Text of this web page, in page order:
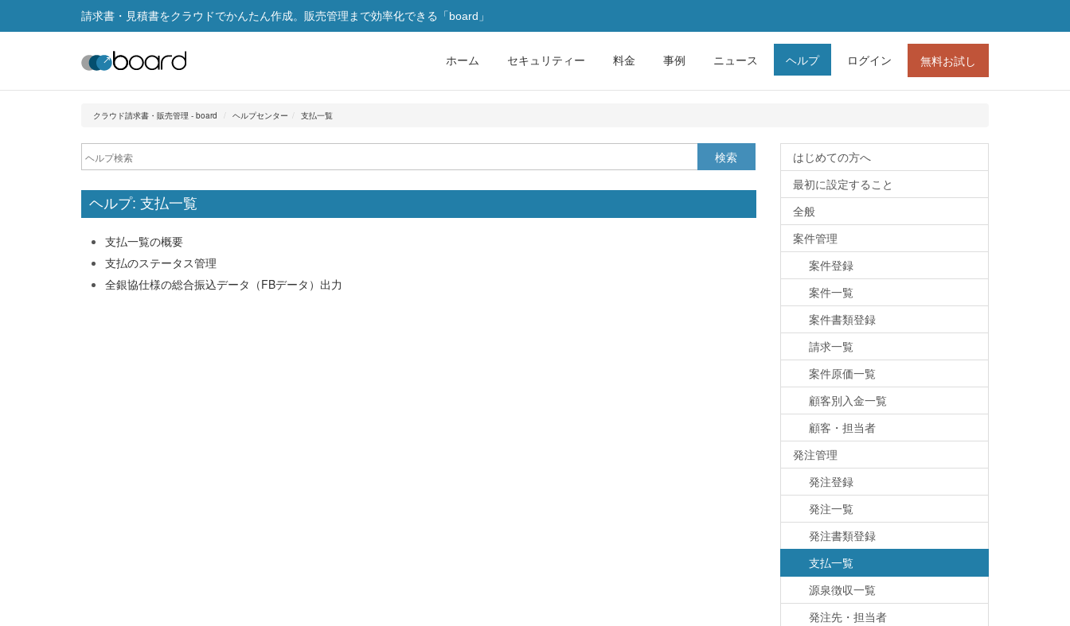
請求書・見積書をクラウドでかんたん作成。販売管理まで効率化できる「board」
ホーム セキュリティー 料金 事例 ニュース ヘルプ ログイン 無料お試し
クラウド請求書・販売管理 - board ヘルプセンター 支払一覧
検索
ヘルプ: 支払一覧
支払一覧の概要
支払のステータス管理
全銀協仕様の総合振込データ（FBデータ）出力
はじめての方へ
最初に設定すること
全般
案件管理
案件登録
案件一覧
案件書類登録
請求一覧
案件原価一覧
顧客別入金一覧
顧客・担当者
発注管理
発注登録
発注一覧
発注書類登録
支払一覧
源泉徴収一覧
発注先・担当者